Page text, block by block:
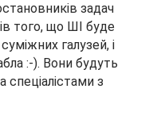
задач
того, що ШІ буде
галузей, і
:-). Вони будуть
з